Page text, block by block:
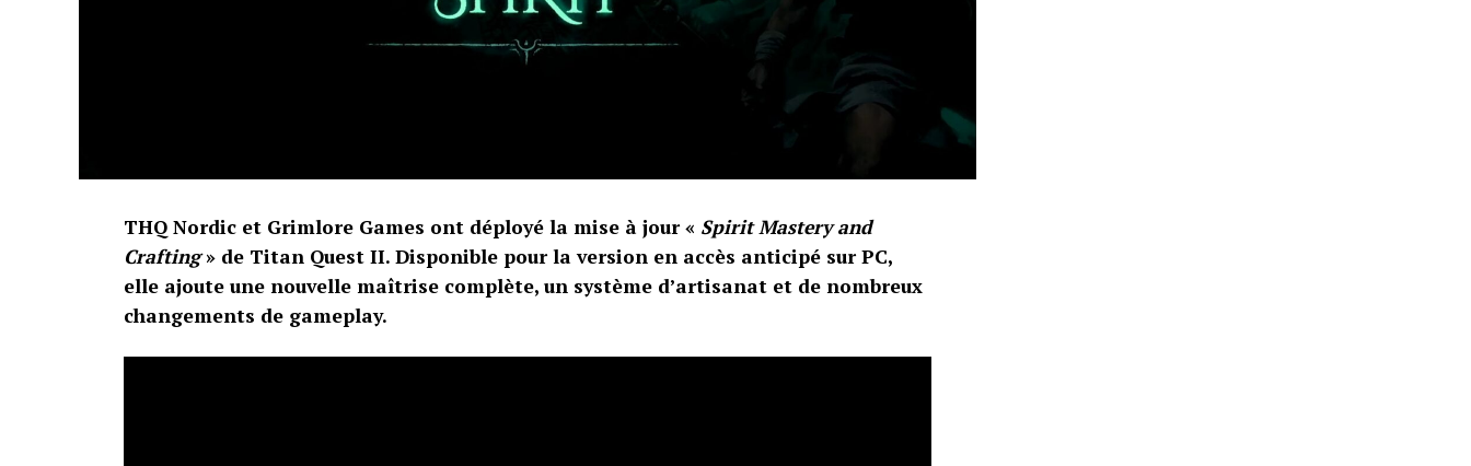
THQ Nordic et Grimlore Games ont déployé la mise à jour « Spirit Mastery and
Crafting» de Titan Quest II. Disponible pour la version en accès anticipé sur PC,
elle ajoute une nouvelle maîtrise complète, un système d’artisanat et de nombreux
changements de gameplay.